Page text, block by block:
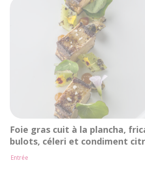
Foie gras cuit à la plancha,
bulots, céleri et condiment
Entrée